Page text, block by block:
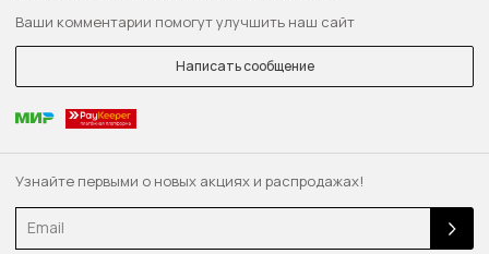
Узнайте первыми о новых акциях и распродажах!
Ваши комментарии помогут улучшить наш сайт
Написать сообщение